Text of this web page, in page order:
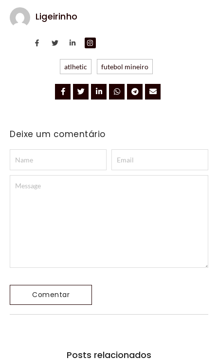
Ligeirinho
atlhetic futebol mineiro
Deixe um comentário
Posts relacionados